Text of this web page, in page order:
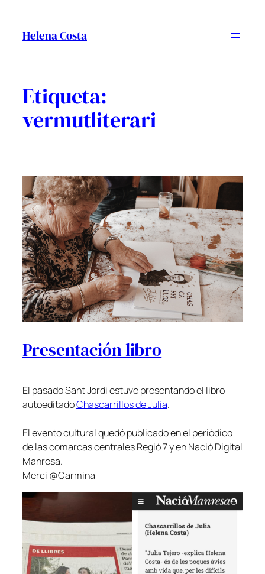
contingut
Helena Costa
Etiqueta:
vermutliterari
Presentación libro
El pasado Sant Jordi estuve presentando el libro
autoeditadoChascarrillos de Julia.
El evento cultural quedó publicado en el periódico
de las comarcas centrales Regió 7 y en Nació Digital
Manresa.
Merci @Carmina